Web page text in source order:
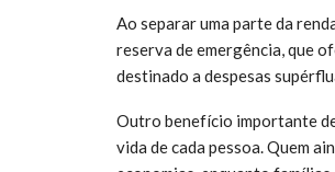
Ao separar uma parte da
reserva de emergência, que
destinado a despesas
Outro benefício importante
vida de cada pessoa. Quem